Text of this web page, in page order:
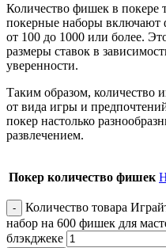
Количество фишек в покере
покерные наборы включают
от 100 до 1000 или более.
размеры ставок в
уверенности.
Таким образом, количество
от вида игры и
покер настолько
развлечением.
Покер количество фишек
Количество товара
набор на 600 фишек для
блэкджеке